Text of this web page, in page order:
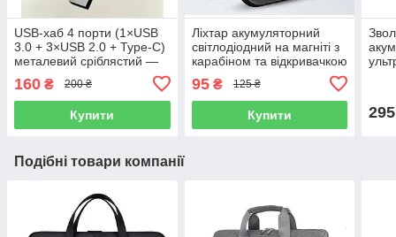
USB-хаб 4 порти (1×USB
3.0 + 3×USB 2.0 + Type-C)
металевий сріблястий —
160 ₴ 200 ₴
Купити
Ліхтар акумуляторний
світлодіодний на магніті з
карабіном та відкривачкою
компактний
95₴ 125 ₴
Купити 295
Подібні товари компанії